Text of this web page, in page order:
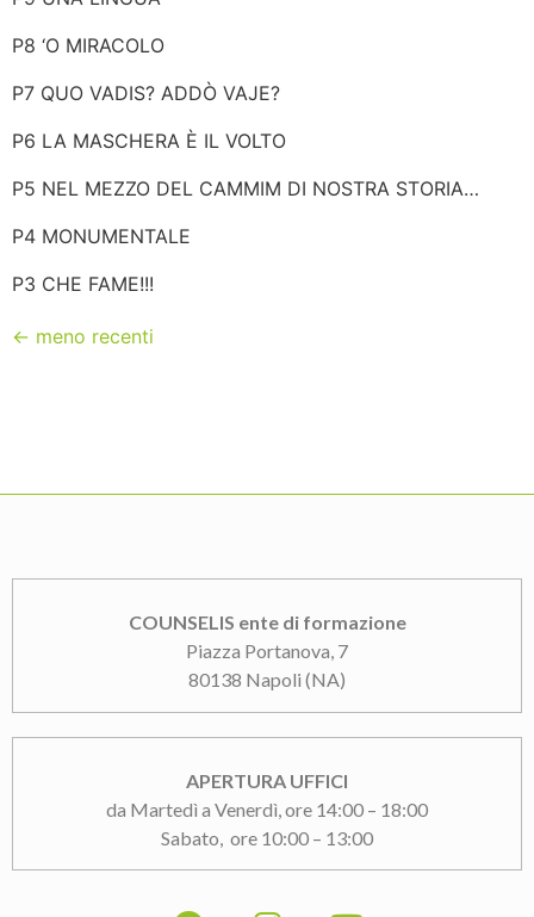
P8 ‘O MIRACOLO
P7 QUO VADIS? ADDÒ VAJE?
P6 LA MASCHERA È IL VOLTO
P5 NEL MEZZO DEL CAMMIM DI NOSTRA STORIA…
P4 MONUMENTALE
P3 CHE FAME!!!
← meno recenti
COUNSELIS ente di formazione
Piazza Portanova, 7
80138 Napoli (NA)
APERTURA UFFICI
da Martedì a Venerdì, ore 14:00 – 18:00
Sabato, ore 10:00 – 13:00